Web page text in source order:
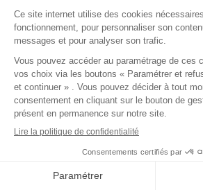
Sin suscripciones, a partir de 129 €